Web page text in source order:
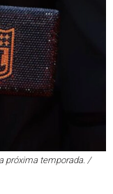
próxima temporada. /